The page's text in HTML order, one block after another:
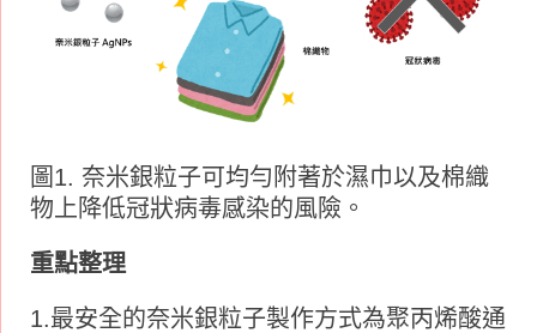
圖1. 奈米銀粒子可均勻附著於濕巾以及棉織
物上降低冠狀病毒感染的風險。
重點整理
1.最安全的奈米銀粒子製作方式為聚丙烯酸通